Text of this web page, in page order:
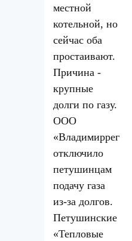
местной
котельной, но
сейчас оба
простаивают.
Причина -
крупные
долги по газу.
ООО
отключило
петушинцам
подачу газа
из-за долгов.
Петушинские
«Тепловые